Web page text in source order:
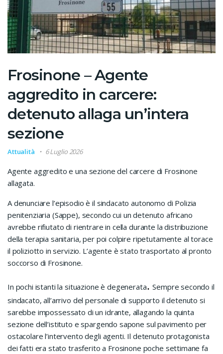
Frosinone – Agente
aggredito in carcere:
detenuto allaga un’intera
sezione
Attualità 6 Luglio 2026
Agente aggredito e una sezione del carcere di Frosinone
allagata.
A denunciare l’episodio è il sindacato autonomo di Polizia
penitenziaria (Sappe), secondo cui un detenuto africano
avrebbe rifiutato di rientrare in cella durante la distribuzione
della terapia sanitaria, per poi colpire ripetutamente al torace
il poliziotto in servizio. L’agente è stato trasportato al pronto
soccorso di Frosinone.
In pochi istanti la situazione è degenerata.Sempre secondo il
sindacato, all’arrivo del personale di supporto il detenuto si
sarebbe impossessato di un idrante, allagando la quinta
sezione dell’istituto e spargendo sapone sul pavimento per
ostacolare l’intervento degli agenti. Il detenuto protagonista
dei fatti era stato trasferito a Frosinone poche settimane fa